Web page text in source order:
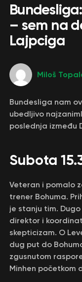
– sem na
Lajpciga
Miloš
Bundesliga nam
ubedljivo
poslednja između
Subota
Veteran i pomalo
trener Bohuma.
je stanju tim.
direktor i
skepticizam. O
dug put do
zgusnutom
Minhen početkom